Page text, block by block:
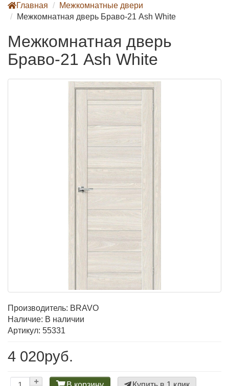
Главная
Межкомнатные двери
Межкомнатная дверь Браво-21 Ash White
Межкомнатная дверь
Браво-21 Ash White
Производитель: BRAVO
Наличие: В наличии
Артикул: 55331
4 020руб.